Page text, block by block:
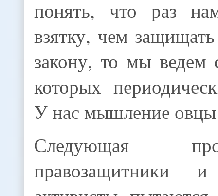
понять, что раз
взятку, чем
закону, то мы ведем
которых
У нас мышление
Следующая
правозащитники и